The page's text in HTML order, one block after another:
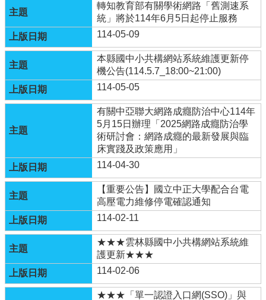
活
化
計
畫
資
通
安
護
畫
英
語
說
展
能
學
專
轉知教育部有關學術網路「舊測速系
統」將於114年6月5日起停止服務
114-05-09
本縣國中小共構網站系統維護更新停
機公告(114.5.7_18:00~21:00)
114-05-05
有關中亞聯大網路成癮防治中心114年
5月15日辦理「2025網路成癮防治學
術研討會：網路成癮的最新發展與臨
床實踐及政策應用」
114-04-30
【重要公告】國立中正大學配合台電
高壓電力維修停電確認通知
114-02-11
★★★雲林縣國中小共構網站系統維
護更新★★★
114-02-06
★★★「單一認證入口網(SSO)」與